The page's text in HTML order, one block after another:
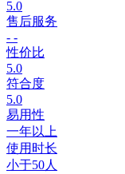
5.0
售后服务
- -
性价比
5.0
符合度
5.0
易用性
一年以上
使用时长
小于50人